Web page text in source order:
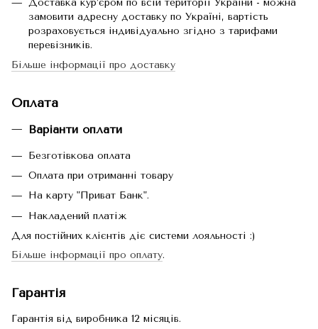
замовити адресну доставку по Україні, вартість
розраховується індивідуально згідно з тарифами
перевізників.
Більше інформації про доставку
Оплата
Варіанти оплати
Безготівкова оплата
Оплата при отриманні товару
На карту "Приват Банк".
Накладений платіж
Для постійних клієнтів діє системи лояльності :)
Більше інформації про оплату.
Гарантія
Гарантія від виробника 12 місяців.